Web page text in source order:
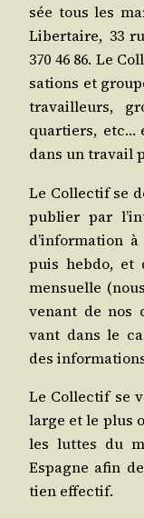
sée tous les
Liber­taire, 33
370 46 86. Le
sa­tions et
tra­vailleurs,
quar­tiers, etc…
dans un tra­vail
Le Col­lec­tif se
publier par
d’in­for­ma­tion
puis heb­do, et
men­suelle
ve­nant de nos
vant dans le
des
Le Col­lec­tif se
large et le plus
les luttes du
Espagne afin
tien effectif.